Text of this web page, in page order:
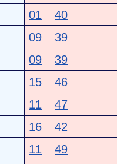
01 40
09 39
09 39
15 46
11 47
16 42
11 49